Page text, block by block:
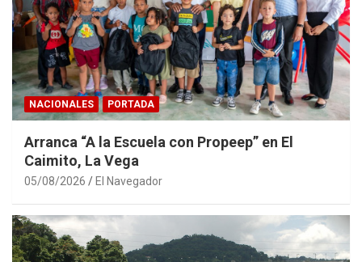
NACIONALES PORTADA
Arranca “A la Escuela con Propeep” en El
Caimito, La Vega
05/08/2026 El Navegador